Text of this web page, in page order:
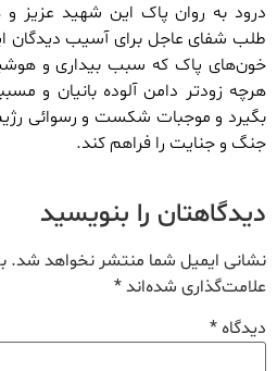
درود به روان پاک این شهید عزیز
طلب شفای عاجل برای آسیب دیدگان
خون‌های پاک که سبب بیداری و
هرچه زودتر دامن آلوده بانیان و
بگیرد و موجبات شکست و رسوائی
جنگ و جنایت را فراهم کند.
دیدگاهتان را بنویسید
نشانی ایمیل شما منتشر نخواهد شد.
علامت‌گذاری شده‌اند*
دیدگاه*